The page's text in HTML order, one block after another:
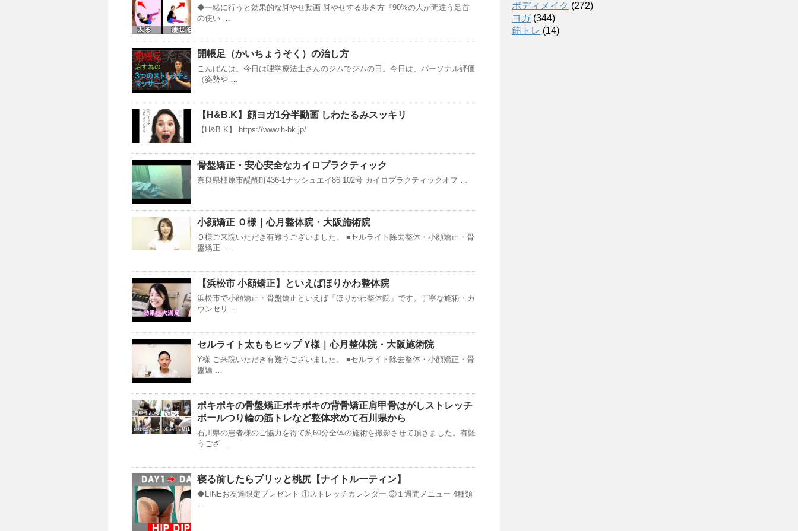
◆一緒に行うと効果的な脚やせ動画 脚やせする歩き方『90%の人が間違う足首
の使い …
開帳足（かいちょうそく）の治し方
こんばんは。今日は理学療法士さんのジムでジムの日。今日は、パーソナル評価
（姿勢や …
【H&B.K】顔ヨガ1分半動画 しわたるみスッキリ
【H&B.K】 https://www.h-bk.jp/
骨盤矯正・安心安全なカイロプラクティック
奈良県橿原市醍醐町436-1ナッシュエイ86 102号 カイロプラクティックオフ …
小顔矯正 Ｏ様｜心月整体院・大阪施術院
Ｏ様ご来院いただき有難うございました。 ■セルライト除去整体・小顔矯正・骨
盤矯正 …
【浜松市 小顔矯正】といえばほりかわ整体院
浜松市で小顔矯正・骨盤矯正といえば「ほりかわ整体院」です。丁寧な施術・カ
ウンセリ …
セルライト太ももヒップ Y様｜心月整体院・大阪施術院
Y様 ご来院いただき有難うございました。 ■セルライト除去整体・小顔矯正・骨
盤矯 …
ポキポキの骨盤矯正ボキボキの背骨矯正肩甲骨はがしストレッチ
ポールつり輪の筋トレなど整体求めて石川県から
石川県の患者様のご協力を得て約60分全体の施術を撮影させて頂きました。有難
うござ …
寝る前したらプリッと桃尻【ナイトルーティン】
◆LINEお友達限定プレゼント ①ストレッチカレンダー ②１週間メニュー 4種類
…
ボディメイク (272)
ヨガ(344)
筋トレ (14)